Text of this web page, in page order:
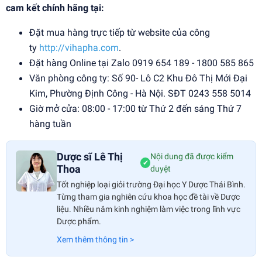
cam kết chính hãng tại:
Đặt mua hàng trực tiếp từ website của công
ty http://vihapha.com.
Đặt hàng Online tại Zalo 0919 654 189 - 1800 585 865
Văn phòng công ty: Số 90- Lô C2 Khu Đô Thị Mới Đại
Kim, Phường Định Công - Hà Nội. SĐT 0243 558 5014
Giờ mở cửa: 08:00 - 17:00 từ Thứ 2 đến sáng Thứ 7
hàng tuần
Dược sĩ Lê Thị
Thoa
✔
Nội dung đã được kiểm
duyệt
Tốt nghiệp loại giỏi trường Đại học Y Dược Thái Bình.
Từng tham gia nghiên cứu khoa học đề tài về Dược
liệu. Nhiều năm kinh nghiệm làm việc trong lĩnh vực
Dược phẩm.
Xem thêm thông tin >